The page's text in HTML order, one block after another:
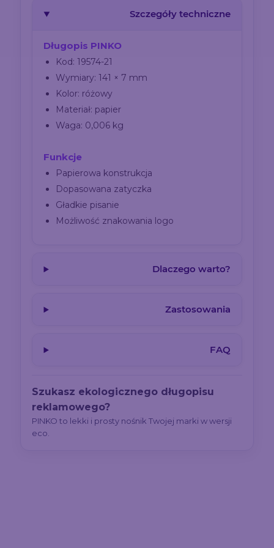
Szczegóły techniczne
Długopis PINKO
Kod: 19574-21
Wymiary: 141 × 7 mm
Kolor: różowy
Materiał: papier
Waga: 0,006 kg
Funkcje
Papierowa konstrukcja
Dopasowana zatyczka
Gładkie pisanie
Możliwość znakowania logo
Dlaczego warto?
Zastosowania
FAQ
Szukasz ekologicznego długopisu
reklamowego?
PINKO to lekki i prosty nośnik Twojej marki w wersji
eco.